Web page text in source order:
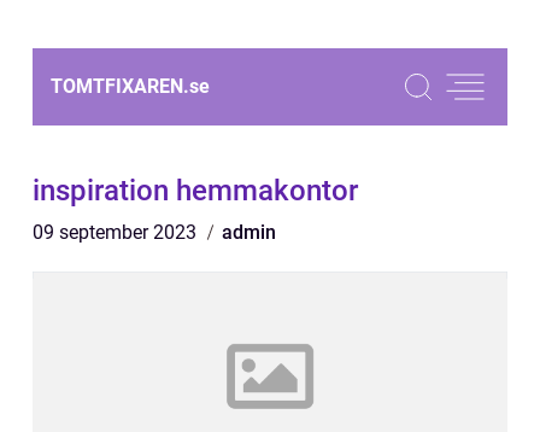
TOMTFIXAREN.se
inspiration hemmakontor
09 september 2023 admin